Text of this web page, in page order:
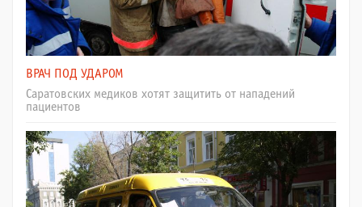
ВРАЧ ПОД УДАРОМ
Саратовских медиков хотят защитить от нападений
пациентов